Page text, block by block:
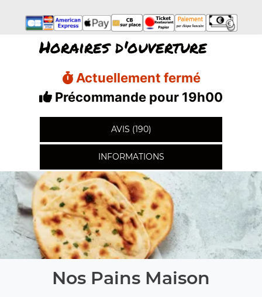
Horaires d'ouverture
Actuellement fermé
Précommande pour 19h00
AVIS (190)
INFORMATIONS
Nos Pains Maison